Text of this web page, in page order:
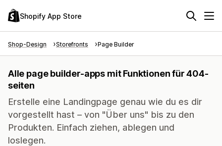
Shopify App Store
Shop-Design Storefronts Page Builder
Alle page builder-apps mit Funktionen für 404-
seiten
Erstelle eine Landingpage genau wie du es dir
vorgestellt hast – von "Über uns" bis zu den
Produkten. Einfach ziehen, ablegen und
loslegen.